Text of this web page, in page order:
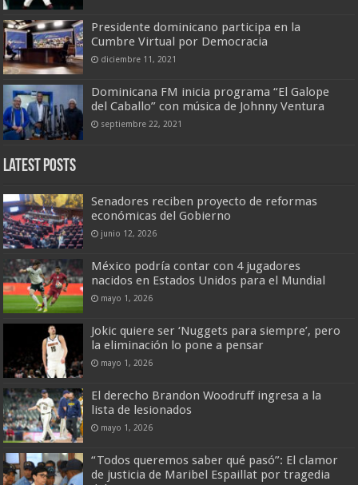
Presidente dominicano participa en la
Cumbre Virtual por Democracia
diciembre 11, 2021
Dominicana FM inicia programa “El Galope
del Caballo” con música de Johnny Ventura
septiembre 22, 2021
Latest Posts
Senadores reciben proyecto de reformas
económicas del Gobierno
junio 12, 2026
México podría contar con 4 jugadores
nacidos en Estados Unidos para el Mundial
mayo 1, 2026
Jokic quiere ser ‘Nuggets para siempre’, pero
la eliminación lo pone a pensar
mayo 1, 2026
El derecho Brandon Woodruff ingresa a la
lista de lesionados
mayo 1, 2026
“Todos queremos saber qué pasó”: El clamor
de justicia de Maribel Espaillat por tragedia